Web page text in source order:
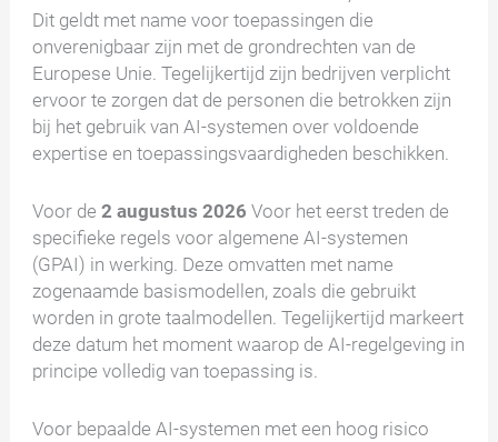
Dit geldt met name voor toepassingen die
onverenigbaar zijn met de grondrechten van de
Europese Unie. Tegelijkertijd zijn bedrijven verplicht
ervoor te zorgen dat de personen die betrokken zijn
bij het gebruik van AI-systemen over voldoende
expertise en toepassingsvaardigheden beschikken.
Voor de2 augustus 2026 Voor het eerst treden de
specifieke regels voor algemene AI-systemen
(GPAI) in werking. Deze omvatten met name
zogenaamde basismodellen, zoals die gebruikt
worden in grote taalmodellen. Tegelijkertijd markeert
deze datum het moment waarop de AI-regelgeving in
principe volledig van toepassing is.
Voor bepaalde AI-systemen met een hoog risico